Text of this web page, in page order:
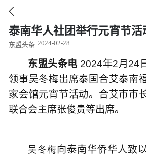

泰南华人社团举行元宵节活
东盟头条 2024-02-28
东盟头条电 2024年2月24
领事吴冬梅出席泰国合艾泰南
家会馆元宵节活动。合艾市市
联合会主席张俊贵等出席。
吴冬梅向泰南华侨华人致